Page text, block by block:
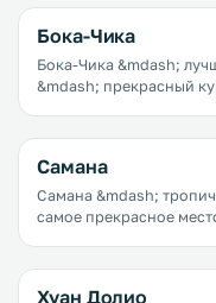
названа в честь иконы
в 18 веке.
Бока-Чика
Бока-Чика &mdash; лучший
&mdash; прекрасный
пользоваться все
сегодня Бока-Чика
карибских курортов.
Самана
Самана &mdash; тропический рай
самое прекрасное
Хуан Долио